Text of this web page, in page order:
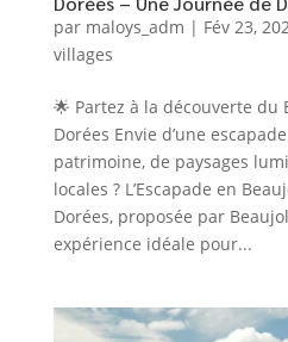
par maloys_adm | Fév 23,
villages
🌟 Partez à la découverte du
Dorées Envie d’une
patrimoine, de paysages
locales ? L’Escapade en
Dorées, proposée par
expérience idéale pour...